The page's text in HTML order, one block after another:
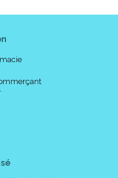
sans colorant (2), sans
au procédé antérieur.